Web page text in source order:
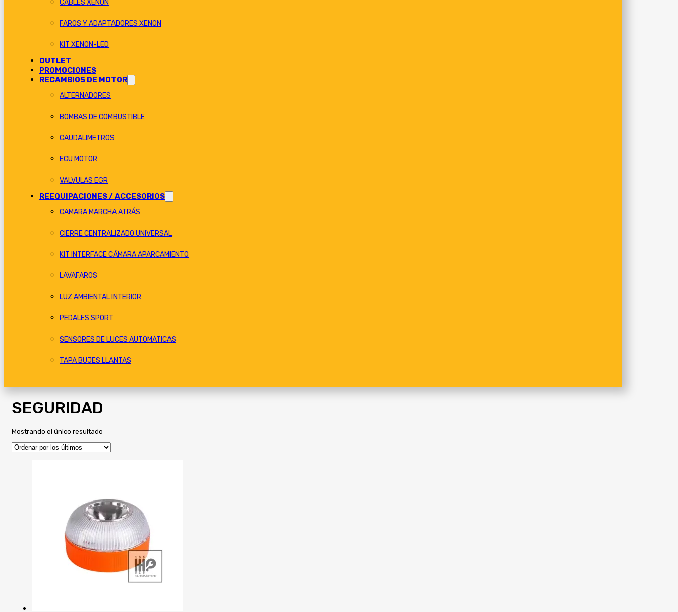
CABLES XENON
FAROS Y ADAPTADORES XENON
KIT XENON-LED
OUTLET
PROMOCIONES
RECAMBIOS DE MOTOR
ALTERNADORES
BOMBAS DE COMBUSTIBLE
CAUDALIMETROS
ECU MOTOR
VALVULAS EGR
REEQUIPACIONES / ACCESORIOS
CAMARA MARCHA ATRÁS
CIERRE CENTRALIZADO UNIVERSAL
KIT INTERFACE CÁMARA APARCAMIENTO
LAVAFAROS
LUZ AMBIENTAL INTERIOR
PEDALES SPORT
SENSORES DE LUCES AUTOMATICAS
TAPA BUJES LLANTAS
SEGURIDAD
Mostrando el único resultado